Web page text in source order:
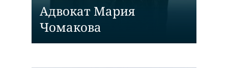
Адвокат Мария
Чомакова